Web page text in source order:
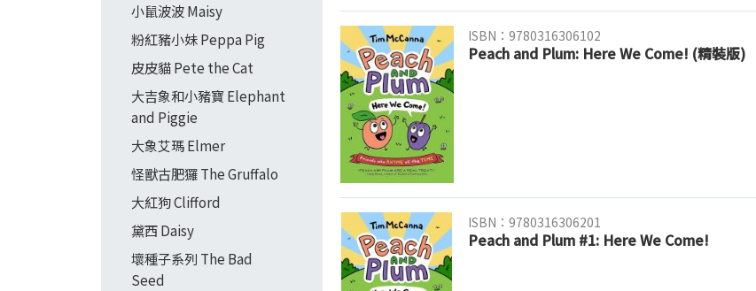
小鼠波波 Maisy
粉紅豬小妹 Peppa Pig
皮皮貓 Pete the Cat
大吉象和小豬寶 Elephant
and Piggie
大象艾瑪 Elmer
怪獸古肥玀 The Gruffalo
大紅狗 Clifford
黛西 Daisy
壞種子系列 The Bad
Seed
ISBN：9780316306102
Peach and Plum: Here We Come! (精裝版)
ISBN：9780316306201
Peach and Plum #1: Here We Come!